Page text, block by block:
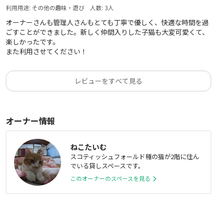
利用用途: その他の趣味・遊び 人数: 3人
オーナーさんも管理人さんもとても丁寧で優しく、快適な時間を過
ごすことができました。新しく仲間入りした子猫も大変可愛くて、
楽しかったです。
また利用させてください！
レビューをすべて見る
オーナー情報
ねこたいむ
スコティッシュフォールド種の猫が2階に住ん
でいる貸しスペースです。
このオーナーのスペースを見る